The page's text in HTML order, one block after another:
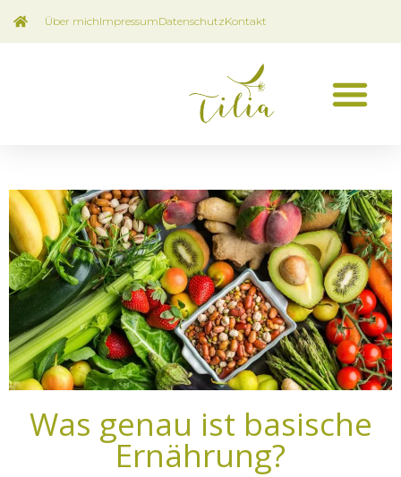
Über michImpressumDatenschutzKontakt
Was genau ist basische
Ernährung?